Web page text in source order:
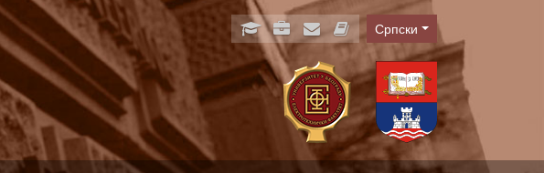
Language
Српски